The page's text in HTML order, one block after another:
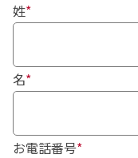
姓*
名*
お電話番号*